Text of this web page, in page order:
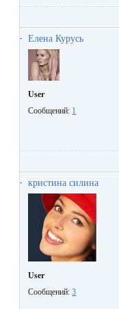
к
косметологу?
Рекомендации
уходу
кожей
после
депиляции
воском
сахаром
Виды
Елена Курусь
User
Сообщений: 1
кристина силина
User
Сообщений:3